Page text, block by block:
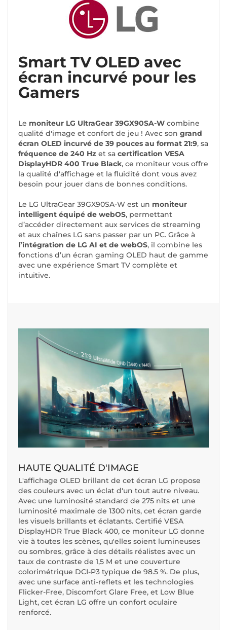
Smart TV OLED avec
écran incurvé pour les
Gamers
Le moniteur LG UltraGear 39GX90SA-W combine
qualité d'image et confort de jeu ! Avec son grand
écran OLED incurvé de 39 pouces au format 21:9, sa
fréquence de 240 Hz et sa certification VESA
DisplayHDR 400 True Black, ce moniteur vous offre
la qualité d'affichage et la fluidité dont vous avez
besoin pour jouer dans de bonnes conditions.
Le LG UltraGear 39GX90SA-W est un moniteur
intelligent équipé de webOS, permettant
d’accéder directement aux services de streaming
et aux chaînes LG sans passer par un PC. Grâce à
l’intégration de LG AI et de webOS, il combine les
fonctions d’un écran gaming OLED haut de gamme
avec une expérience Smart TV complète et
intuitive.
HAUTE QUALITÉ D'IMAGE
L'affichage OLED brillant de cet écran LG propose
des couleurs avec un éclat d'un tout autre niveau.
Avec une luminosité standard de 275 nits et une
luminosité maximale de 1300 nits, cet écran garde
les visuels brillants et éclatants. Certifié VESA
DisplayHDR True Black 400, ce moniteur LG donne
vie à toutes les scènes, qu'elles soient lumineuses
ou sombres, grâce à des détails réalistes avec un
taux de contraste de 1,5 M et une couverture
colorimétrique DCI-P3 typique de 98.5 %. De plus,
avec une surface anti-reflets et les technologies
Flicker-Free, Discomfort Glare Free, et Low Blue
Light, cet écran LG offre un confort oculaire
renforcé.